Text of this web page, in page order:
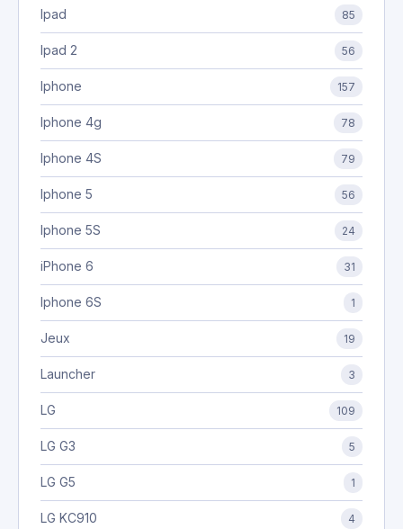
Ipad 85
Ipad 2 56
Iphone 157
Iphone 4g 78
Iphone 4S 79
Iphone 5 56
Iphone 5S 24
iPhone 6 31
Iphone 6S 1
Jeux 19
Launcher 3
LG 109
LG G3 5
LG G5 1
LG KC910 4